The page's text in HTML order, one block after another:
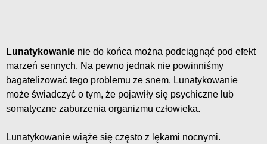
Lunatykowanie nie do końca można podciągnąć pod efekt
marzeń sennych. Na pewno jednak nie powinniśmy
bagatelizować tego problemu ze snem. Lunatykowanie
może świadczyć o tym, że pojawiły się psychiczne lub
somatyczne zaburzenia organizmu człowieka.
Lunatykowanie wiąże się często z lękami nocnymi.